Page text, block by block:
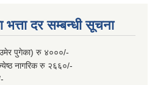
भत्ता दर सम्बन्धी सूचना
उमेर पुगेका) रु ४०००/-
नागरिक रु २६६०/-